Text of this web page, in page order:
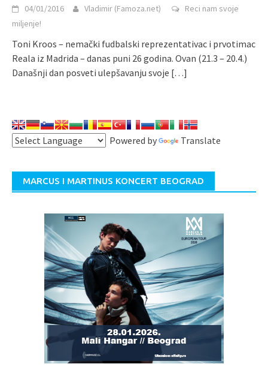
04/01/2016 Vladimir (Famoza.net)
Reci nam svoje
miljenje!
Toni Kroos – nemački fudbalski reprezentativac i prvotimac
Reala iz Madrida – danas puni 26 godina. Ovan (21.3 – 20.4.)
Današnji dan posveti ulepšavanju svoje […]
Powered by Translate
MARCUS I MARTINUS KONCERT BEOGRAD